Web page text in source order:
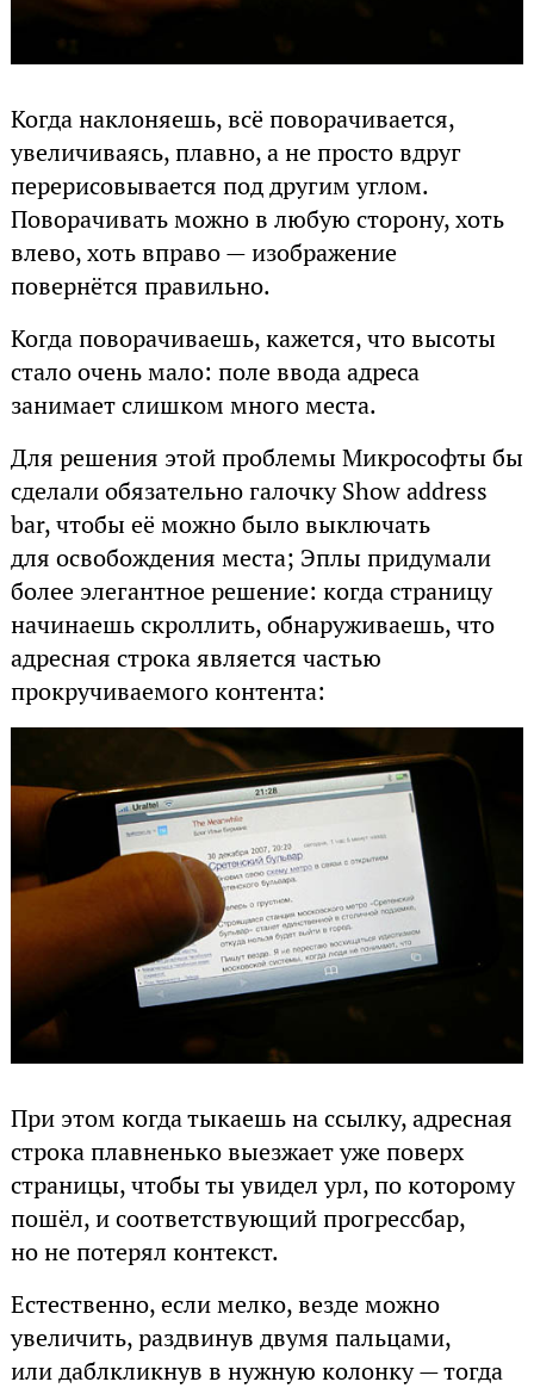
Когда наклоняешь, всё поворачивается,
увеличиваясь, плавно, а не просто вдруг
перерисовывается под другим углом.
Поворачивать можно в любую сторону, хоть
влево, хоть вправо — изображение
повернётся правильно.
Когда поворачиваешь, кажется, что высоты
стало очень мало: поле ввода адреса
занимает слишком много места.
Для решения этой проблемы Микрософты бы
сделали обязательно галочку Show address
bar, чтобы её можно было выключать
для освобождения места; Эплы придумали
более элегантное решение: когда страницу
начинаешь скроллить, обнаруживаешь, что
адресная строка является частью
прокручиваемого контента:
При этом когда тыкаешь на ссылку, адресная
строка плавненько выезжает уже поверх
страницы, чтобы ты увидел урл, по которому
пошёл, и соответствующий прогрессбар,
но не потерял контекст.
Естественно, если мелко, везде можно
увеличить, раздвинув двумя пальцами,
или даблкликнув в нужную колонку — тогда